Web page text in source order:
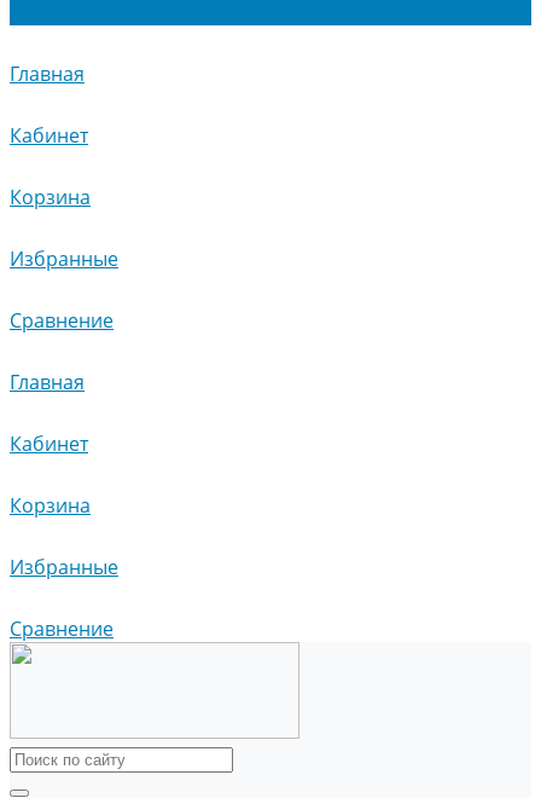
Главная
Кабинет
Корзина
Избранные
Сравнение
Главная
Кабинет
Корзина
Избранные
Сравнение